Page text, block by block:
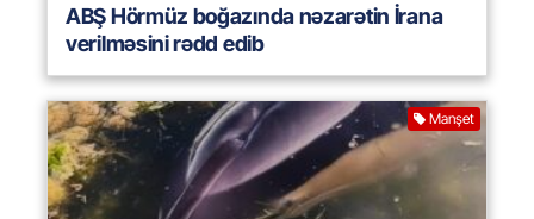
ABŞ Hörmüz boğazında nəzarətin İrana
verilməsini rədd edib
Manşet